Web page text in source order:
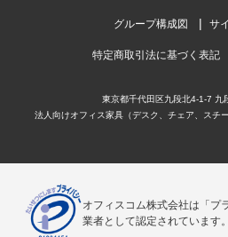
グループ構成図 サ
特定商取引法に基づく表記
東京都千代田区九段北4-1-7 九
法人向けオフィス家具（デスク、チェア、スチ
オフィスコム株式会社は「プ
業者として認定されています。